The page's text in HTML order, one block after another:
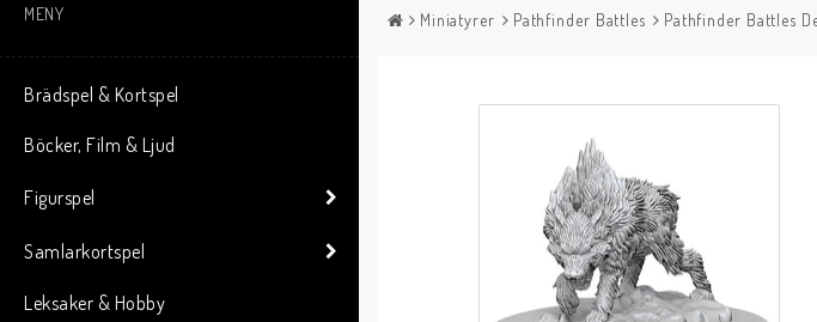
MENY
Brädspel & Kortspel
Böcker, Film & Ljud
Figurspel
Samlarkortspel
Leksaker & Hobby
Miniatyrer Pathfinder Battles Pathfinder Battles